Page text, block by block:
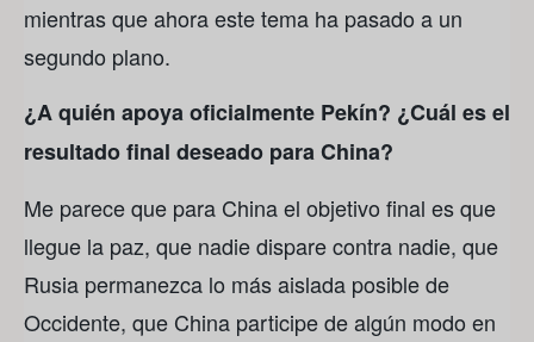
mientras que ahora este tema ha pasado a un
segundo plano.
¿A quién apoya oficialmente Pekín? ¿Cuál es el
resultado final deseado para China?
Me parece que para China el objetivo final es que
llegue la paz, que nadie dispare contra nadie, que
Rusia permanezca lo más aislada posible de
Occidente, que China participe de algún modo en